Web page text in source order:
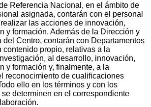
Referencia Nacional, en el ámbito de
asignada, contarán con el personal
las acciones de innovación,
y formación. Además de la Dirección y
del Centro, contarán con Departamentos
contenido propio, relativas a la
al desarrollo, innovación,
y formación y, finalmente, a la
reconocimiento de cualificaciones
ello en los términos y con los
determinen en el correspondiente